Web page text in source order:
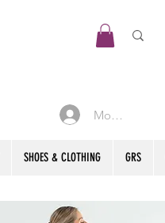
Mon compte
SHOES & CLOTHING GRS